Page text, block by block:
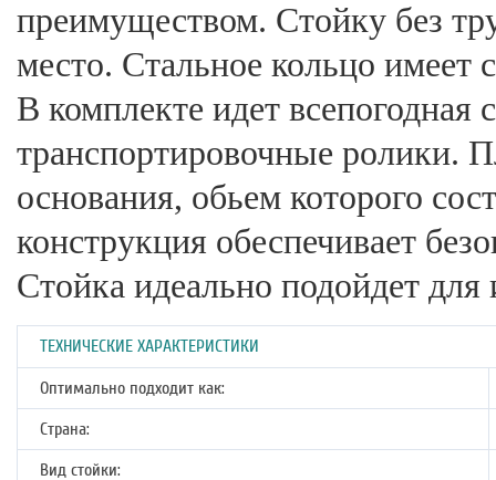
преимуществом. Стойку без
место. Стальное кольцо имеет
В комплекте идет всепогодная
транспортировочные ролики.
основания, обьем которого
конструкция обеспечивает
Стойка идеально подойдет
ТЕХНИЧЕСКИЕ ХАРАКТЕРИСТИКИ
Оптимально подходит как:
Страна:
Вид стойки: